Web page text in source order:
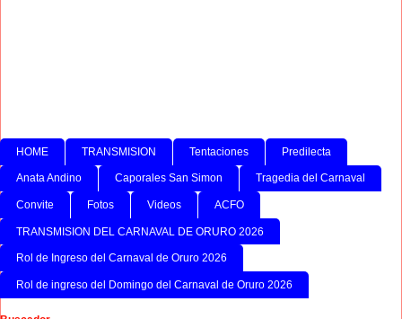
HOME TRANSMISION Tentaciones Predilecta
Anata Andino Caporales San Simon Tragedia del Carnaval
Convite Fotos Videos ACFO
TRANSMISION DEL CARNAVAL DE ORURO 2026
Rol de Ingreso del Carnaval de Oruro 2026
Rol de ingreso del Domingo del Carnaval de Oruro 2026